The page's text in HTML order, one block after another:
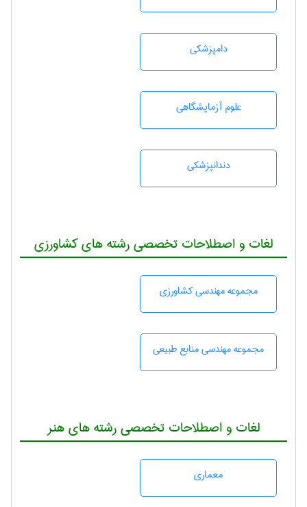
دامپزشكی
علوم آزمايشگاهی
دندانپزشكی
لغات و اصطلاحات تخصصی رشته های کشاورزی
مجموعه مهندسی كشاورزی
مجموعه مهندسی منابع طبيعی
لغات و اصطلاحات تخصصی رشته های هنر
معماری